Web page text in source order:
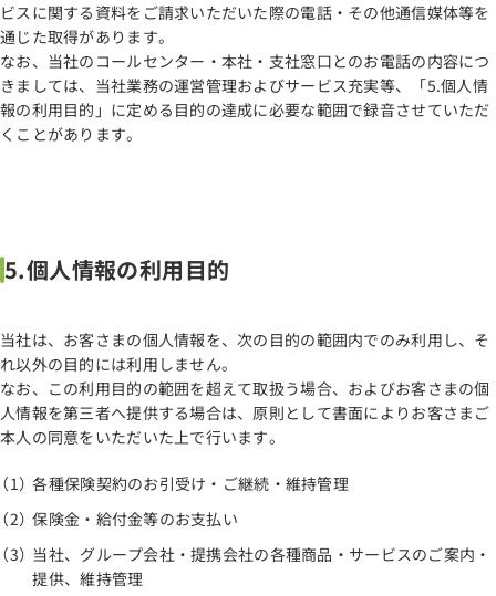
ビスに関する資料をご請求いただいた際の電話・その他通信媒体等を
通じた取得があります。
なお、当社のコールセンター・本社・支社窓口とのお電話の内容につ
きましては、当社業務の運営管理およびサービス充実等、「5.個人情
報の利用目的」に定める目的の達成に必要な範囲で録音させていただ
くことがあります。
5.個人情報の利用目的
当社は、お客さまの個人情報を、次の目的の範囲内でのみ利用し、そ
れ以外の目的には利用しません。
なお、この利用目的の範囲を超えて取扱う場合、およびお客さまの個
人情報を第三者へ提供する場合は、原則として書面によりお客さまご
本人の同意をいただいた上で行います。
各種保険契約のお引受け・ご継続・維持管理
保険金・給付金等のお支払い
当社、グループ会社・提携会社の各種商品・サービスのご案内・
提供、維持管理